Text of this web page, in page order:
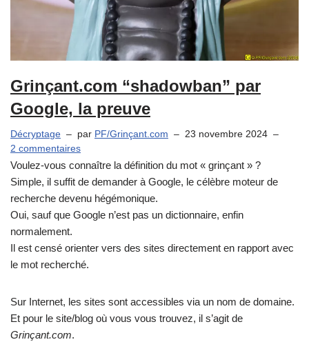
Grinçant.com “shadowban” par
Google, la preuve
Décryptage par PF/Grinçant.com
23 novembre 2024
2 commentaires
Voulez-vous connaître la définition du mot « grinçant » ?
Simple, il suffit de demander à Google, le célèbre moteur de
recherche devenu hégémonique.
Oui, sauf que Google n’est pas un dictionnaire, enfin
normalement.
Il est censé orienter vers des sites directement en rapport avec
le mot recherché.
Sur Internet, les sites sont accessibles via un nom de domaine.
Et pour le site/blog où vous vous trouvez, il s’agit de
Grinçant.com.